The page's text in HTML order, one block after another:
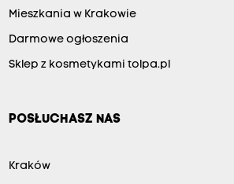
Mieszkania w Krakowie
Darmowe ogłoszenia
Sklep z kosmetykami tolpa.pl
POSŁUCHASZ NAS
Kraków